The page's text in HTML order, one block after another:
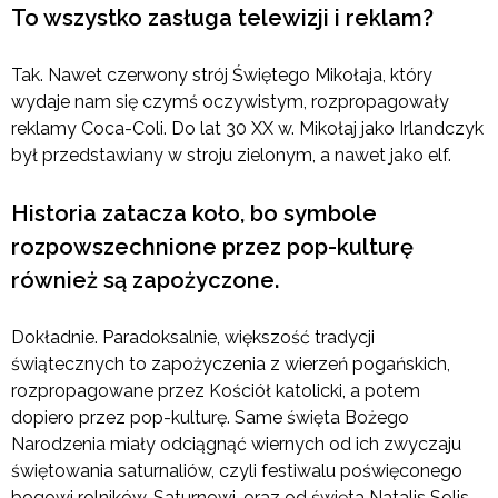
To wszystko zasługa telewizji i reklam?
Tak. Nawet czerwony strój Świętego Mikołaja, który
wydaje nam się czymś oczywistym, rozpropagowały
reklamy Coca-Coli. Do lat 30 XX w. Mikołaj jako Irlandczyk
był przedstawiany w stroju zielonym, a nawet jako elf.
Historia zatacza koło, bo symbole
rozpowszechnione przez pop-kulturę
również są zapożyczone.
Dokładnie. Paradoksalnie, większość tradycji
świątecznych to zapożyczenia z wierzeń pogańskich,
rozpropagowane przez Kościół katolicki, a potem
dopiero przez pop-kulturę. Same święta Bożego
Narodzenia miały odciągnąć wiernych od ich zwyczaju
świętowania saturnaliów, czyli festiwalu poświęconego